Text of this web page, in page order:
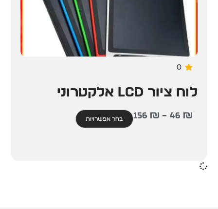
0
לוח ציור LCD אלקטרוני
46 ₪
–
156 ₪ בחר אפשרויות